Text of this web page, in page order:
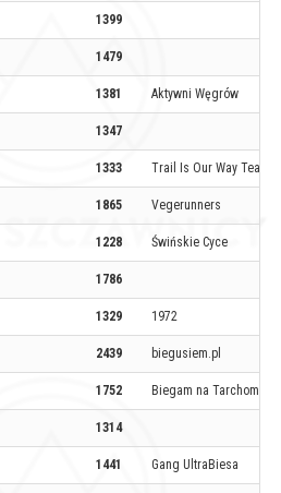
1399
1479
1381 Aktywni Węgrów
1347
1333 Trail Is Our Way Team
1865 Vegerunners
1228 Świńskie Cyce
1786
1329 1972
2439 biegusiem.pl
1752 Biegam na Tarchominie
1314
1441 Gang UltraBiesa